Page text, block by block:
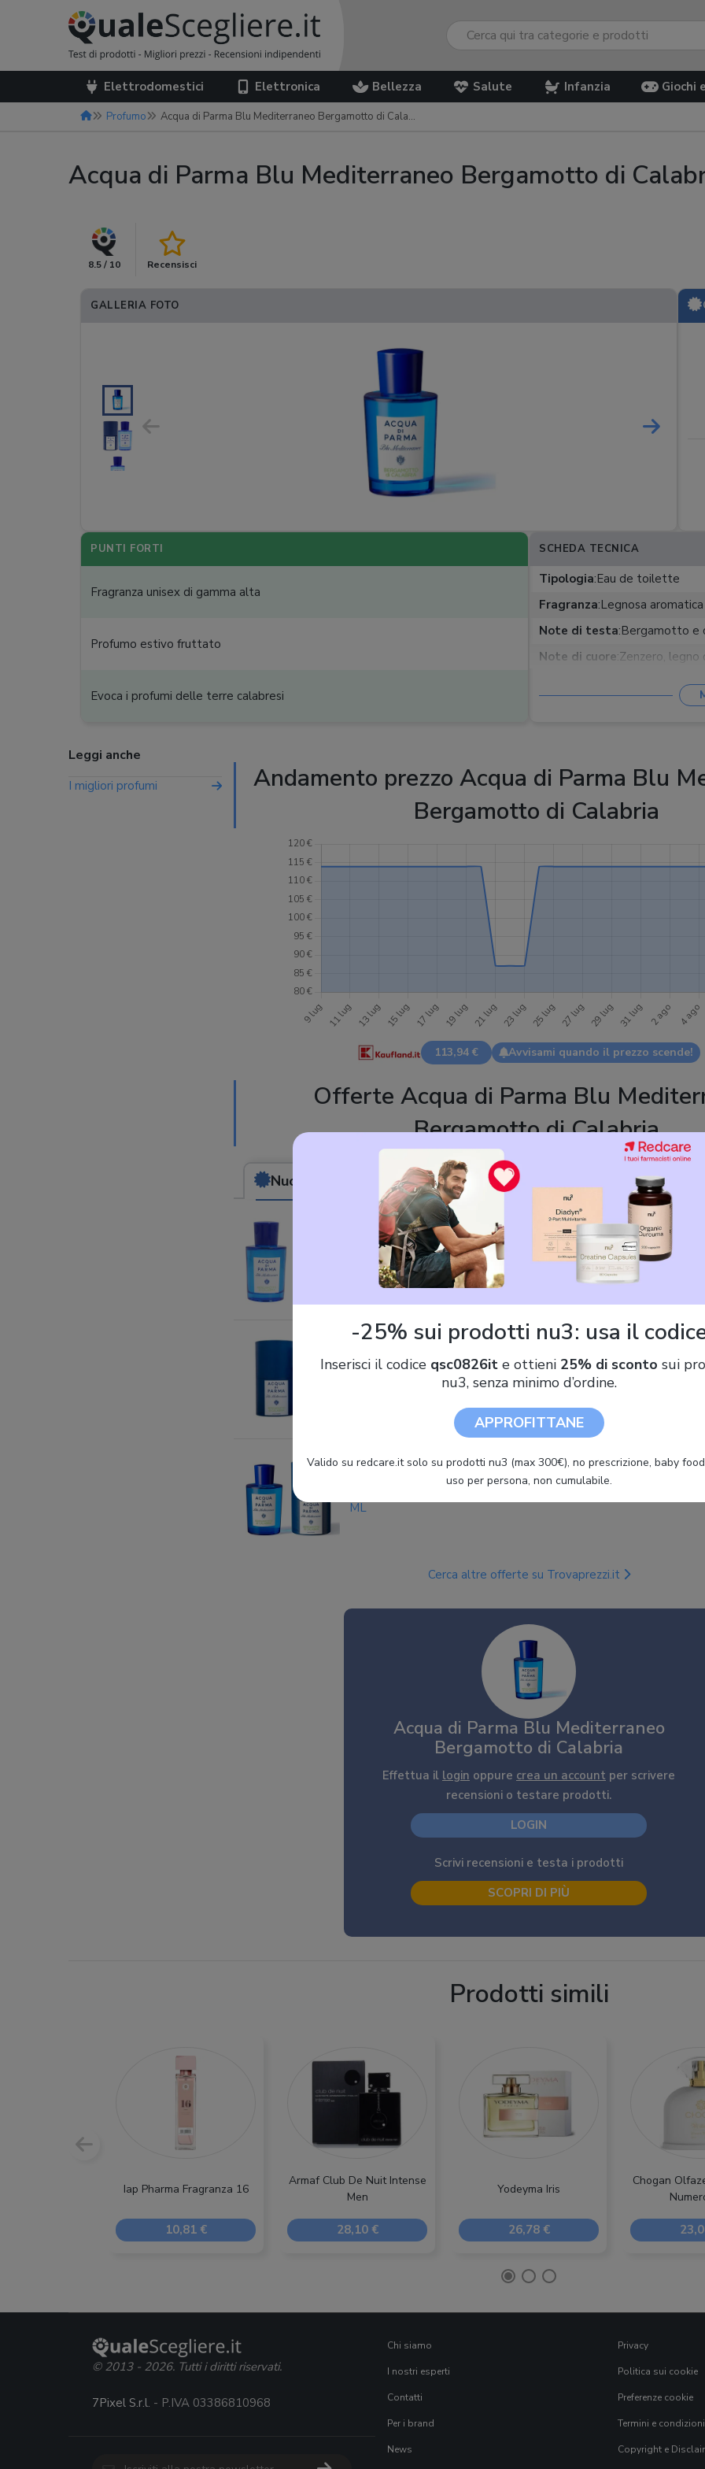
Elettrodomestici Elettronica Bellezza Salute Infanzia Giochi
Profumo Acqua di Parma Blu Mediterraneo Bergamotto di Calabria
Acqua di Parma Blu Mediterraneo Bergamotto di
8.5 / 10 Recensisci
GALLERIA FOTO
SCHEDA TECNICA
Tipologia:Eau de toilette
Fragranza:Legnosa aromatica
Note di testa:Bergamotto e
Note di cuore:Zenzero, legno
Vetiver,
30 - 75
PUNTI FORTI
Fragranza unisex di gamma alta
Profumo estivo fruttato
Evoca i profumi delle terre calabresi
Andamento prezzo Acqua di Parma Blu
Bergamotto di Calabria
113,94 € Avvisami quando il prezzo scende!
Offerte Acqua di Parma Blu
Bergamotto di Calabria
Nuovo
Acqua Di Parma Bergamotto Di Calabria Edt Spray
Acqua di Parma Blu Mediterraneo Bergamotto di Calabria 150 ml,
Eau de Toilette Spray
Acqua di Parma Blu Mediterraneo Bergamotto Di Calabria - 150
ML
Cerca altre offerte su Trovaprezzi.it
Acqua di Parma Blu Mediterraneo
Bergamotto di Calabria
Effettua il login oppure crea un account per scrivere
recensioni o testare prodotti.
LOGIN
Scrivi recensioni e testa i prodotti
SCOPRI DI PIÙ
Leggi anche
I migliori profumi
Prodotti simili
Iap Pharma Fragranza 16
10,81 €
Armaf Club De Nuit Intense
Men
28,10 €
Yodeyma Iris
26,78 €
Chogan
-25% sui prodotti nu3: usa il
Inserisci il codice qsc0826ite ottieni 25% di sconto sui
nu3, senza minimo d’ordine.
APPROFITTANE
Valido su redcare.it solo su prodotti nu3 (max 300€), no prescrizione, baby
uso per persona, non cumulabile.
© 2013 - 2026. Tutti i diritti riservati.
7Pixel S.r.l. - P.IVA 03386810968
Chi siamo
I nostri esperti
Contatti
Per i brand
News
Privacy
Politica sui cookie
Preferenze cookie
Termini e
Copyright e